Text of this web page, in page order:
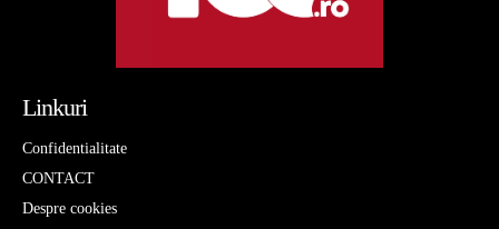
Linkuri
Confidentialitate
CONTACT
Despre cookies